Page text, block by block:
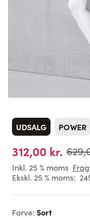
UDSALG POWER
312,00 kr.
Inkl. 25 % moms
Ekskl. 25 % moms:
Farve: Sort